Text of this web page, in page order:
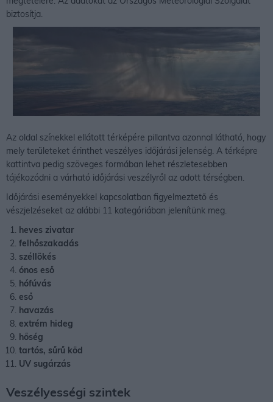
biztosítja.
Az oldal színekkel ellátott térképére pillantva azonnal látható, hogy
mely területeket érinthet veszélyes időjárási jelenség. A térképre
kattintva pedig szöveges formában lehet részletesebben
tájékozódni a várható időjárási veszélyről az adott térségben.
Időjárási eseményekkel kapcsolatban figyelmeztető és
vészjelzéseket az alábbi 11 kategóriában jelenítünk meg.
heves zivatar
felhőszakadás
széllökés
ónos eső
hófúvás
eső
havazás
extrém hideg
hőség
tartós, sűrű köd
UV sugárzás
Veszélyességi szintek